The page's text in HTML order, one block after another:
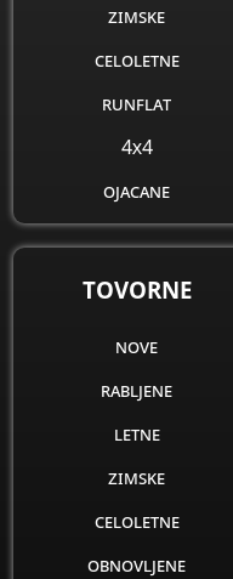
zimske
celoletne
runflat
4x4
ojacane
obnovljene
dimenzije
TOVORNE
nove
rabljene
letne
zimske
celoletne
obnovljene